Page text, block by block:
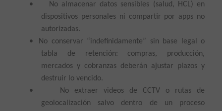
•
No almacenar datos sensibles (salud, HCL) en
dispositivos personales ni compartir por apps no
autorizadas.
•
No conservar “indefinidamente” sin base legal o
tabla de retención: compras, producción,
mercados y cobranzas deberán ajustar plazos y
destruir lo vencido.
•
No extraer videos de CCTV o rutas de
geolocalización salvo dentro de un proceso